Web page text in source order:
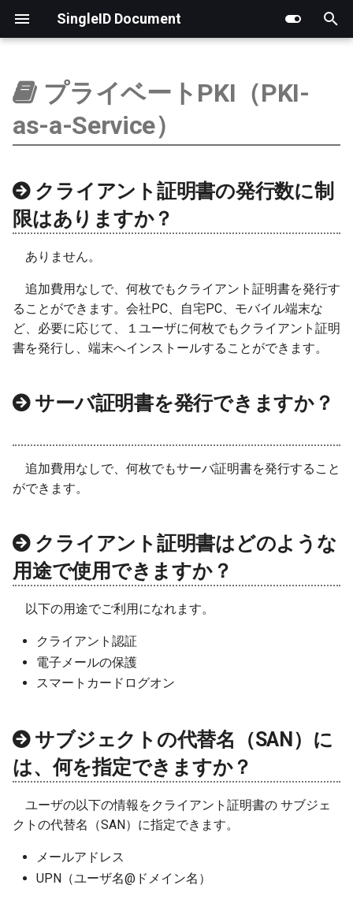
SingleID Document
索
初
化
はじめに
ログ
RADIUS認証ログ
操作ログ
ユーザ
グループ
Microsoftクラウド連携
認証
LDAP
RADIUS
証明書
アプリ連携
アプリ一覧
管理
基本情報（組織アカウン
管理者
ネットワーク
はじめに
アカウント
パスワード
オーセンティケーター
セッション
はじめに
お客様向け
新しいチケットの作成
チケットの進捗状況の確
チケットへのコメントの
MSP提供事業者向け
サポートフロー
新規チケット内容の確認
サポート担当者の割り当
コメントの追加
エスカレーション
用語
チケットのステータス
はじめに
ポイント管理
ポイント履歴
アカウント管理
顧客アカウント管理
MSPアカウント管理
承認待ちアカウント管理
特別運用
PoC実施ガイドライン
SingleIDクラウドアシスト
製品版プライベートPKI（PKI-
as-a-Service）
クライアント証明書の発行数に制
限はありますか？
ありません。
追加費用なしで、何枚でもクライアント証明書を発行す
ることができます。会社PC、自宅PC、モバイル端末な
ど、必要に応じて、１ユーザに何枚でもクライアント証明
書を発行し、端末へインストールすることができます。
サーバ証明書を発行できますか？
追加費用なしで、何枚でもサーバ証明書を発行すること
ができます。
クライアント証明書はどのような
用途で使用できますか？
以下の用途でご利用になれます。
クライアント認証
電子メールの保護
スマートカードログオン
サブジェクトの代替名（SAN）に
は、何を指定できますか？
ユーザの以下の情報をクライアント証明書の サブジェ
クトの代替名（SAN）に指定できます。
メールアドレス
UPN（ユーザ名@ドメイン名）